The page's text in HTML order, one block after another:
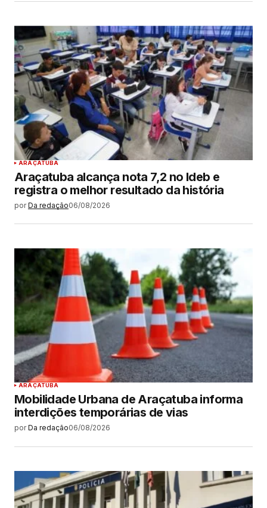
ARAÇATUBA
Araçatuba alcança nota 7,2 no Ideb e
registra o melhor resultado da história
por Da redação06/08/2026
ARAÇATUBA
Mobilidade Urbana de Araçatuba informa
interdições temporárias de vias
por Da redação06/08/2026